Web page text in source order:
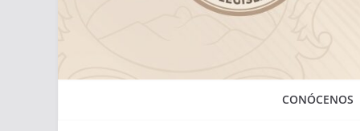
CONÓCENOS